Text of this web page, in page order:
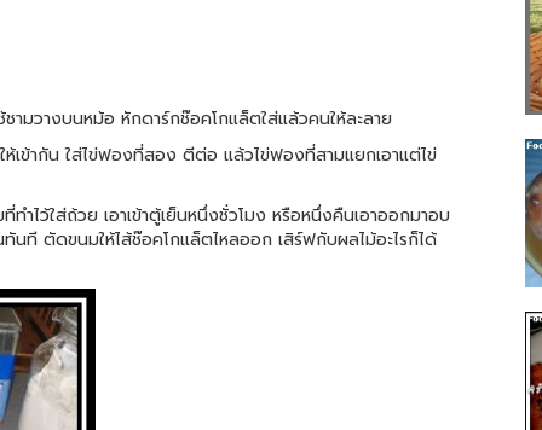
ามวางบนหม้อ หักดาร์กช๊อคโกแล็ตใส่แล้วคนให้ละลาย
ห้เข้ากัน ใส่ไข่ฟองที่สอง ตีต่อ แล้วไข่ฟองที่สามแยกเอาแต่ไข่
ไว้ใส่ถ้วย เอาเข้าตู้เย็นหนึ่งชั่วโมง หรือหนึ่งคืนเอาออกมาอบ
นที ตัดขนมให้ไส้ช๊อคโกแล็ตไหลออก เสิร์ฟกับผลไม้อะไรก็ได้